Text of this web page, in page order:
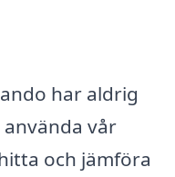
har aldrig
vår
och jämföra